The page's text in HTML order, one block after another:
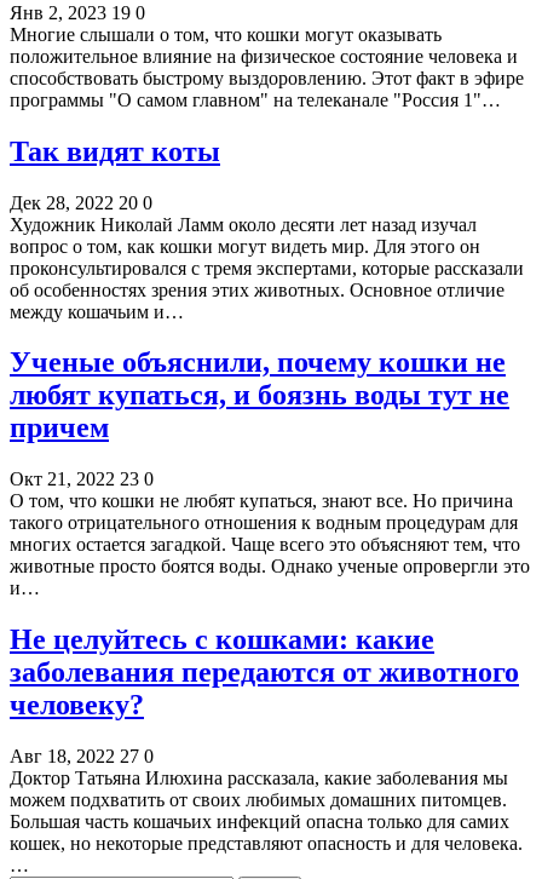
Янв 2, 2023 19 0
Многие слышали о том, что кошки могут оказывать
положительное влияние на физическое состояние человека и
способствовать быстрому выздоровлению. Этот факт в эфире
программы "О самом главном" на телеканале "Россия 1"…
Так видят коты
Дек 28, 2022 20 0
Художник Николай Ламм около десяти лет назад изучал
вопрос о том, как кошки могут видеть мир. Для этого он
проконсультировался с тремя экспертами, которые рассказали
об особенностях зрения этих животных. Основное отличие
между кошачьим и…
Ученые объяснили, почему кошки не
любят купаться, и боязнь воды тут не
причем
Окт 21, 2022 23 0
О том, что кошки не любят купаться, знают все. Но причина
такого отрицательного отношения к водным процедурам для
многих остается загадкой. Чаще всего это объясняют тем, что
животные просто боятся воды. Однако ученые опровергли это
и…
Не целуйтесь с кошками: какие
заболевания передаются от животного
человеку?
Авг 18, 2022 27 0
Доктор Татьяна Илюхина рассказала, какие заболевания мы
можем подхватить от своих любимых домашних питомцев.
Большая часть кошачьих инфекций опасна только для самих
кошек, но некоторые представляют опасность и для человека.
…